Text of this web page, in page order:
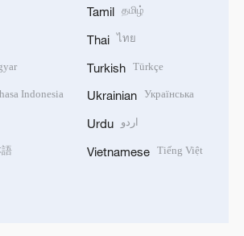
Indonesia
Tamil தமிழ்
Thai ไทย
Turkish Türkçe
Ukrainian Українська
Urdu اردو
Vietnamese Tiếng Việt